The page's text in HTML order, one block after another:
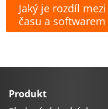
Jaký je rozdíl
času a
Produkt